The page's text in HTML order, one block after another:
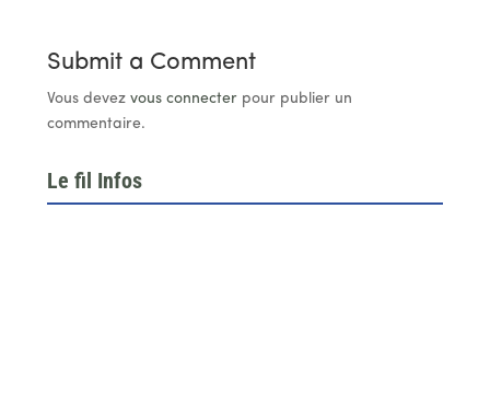
Submit a Comment
Vous devez vous connecterpour publier un
commentaire.
Le fil Infos